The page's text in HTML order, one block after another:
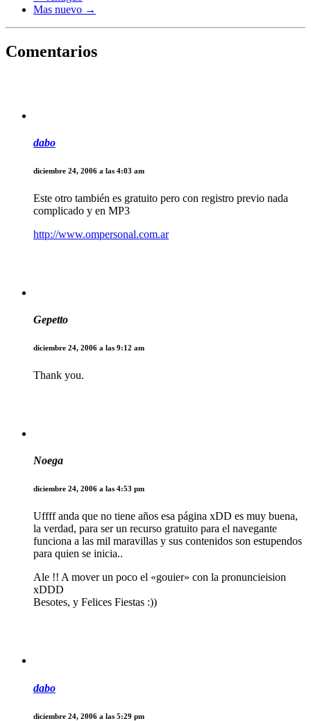
Mas nuevo →
Comentarios
dabo
diciembre 24, 2006 a las 4:03 am
Este otro también es gratuito pero con registro previo nada
complicado y en MP3
http://www.ompersonal.com.ar
Gepetto
diciembre 24, 2006 a las 9:12 am
Thank you.
Noega
diciembre 24, 2006 a las 4:53 pm
Uffff anda que no tiene años esa página xDD es muy buena,
la verdad, para ser un recurso gratuito para el navegante
funciona a las mil maravillas y sus contenidos son estupendos
para quien se inicia..
Ale !! A mover un poco el «gouier» con la pronuncieision
xDDD
Besotes, y Felices Fiestas :))
dabo
diciembre 24, 2006 a las 5:29 pm